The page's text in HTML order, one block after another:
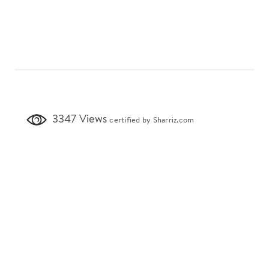
3347 Viewscertified by Sharriz.com